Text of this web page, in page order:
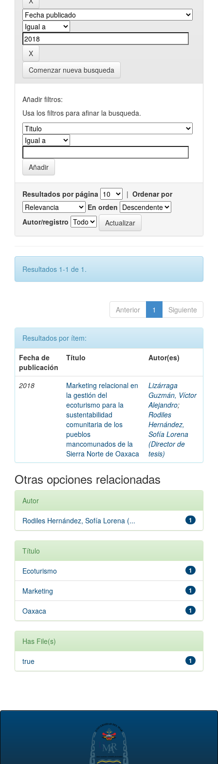
Comenzar nueva busqueda
Añadir filtros:
Usa los filtros para afinar la busqueda.
Resultados por página | Ordenar por
En orden
Autor/registro
Resultados 1-1 de 1.
Anterior 1 Siguiente
Resultados por ítem:
Fecha de
publicación
Título Autor(es)
2018
Marketing relacional en
la gestión del
ecoturismo para la
sustentabilidad
comunitaria de los
pueblos
mancomunados de la
Sierra Norte de Oaxaca
Lizárraga
Guzmán, Víctor
Alejandro;
Rodiles
Hernández,
Sofía Lorena
(Director de
tesis)
Otras opciones relacionadas
Autor
1
Rodiles Hernández, Sofía Lorena (...
Título
1
Ecoturismo
1
Marketing
1
Oaxaca
Has File(s)
1
true